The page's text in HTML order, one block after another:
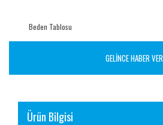
Beden Tablosu
GELİNCE HABER VER
Ürün Bilgisi